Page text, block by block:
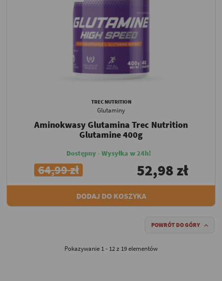
TREC NUTRITION
Glutaminy
Aminokwasy Glutamina Trec Nutrition
Glutamine 400g
Dostępny - Wysyłka w 24h!
64,99 zł 52,98 zł
DODAJ DO KOSZYKA
POWRÓT DO GÓRY 
Pokazywanie 1 - 12 z 19 elementów